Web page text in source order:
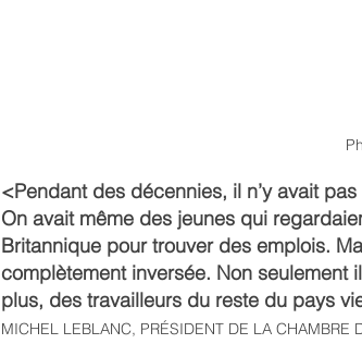
<Pendant des décennies, il n’y avait
On avait même des jeunes qui
Britannique pour trouver des emplois.
complètement inversée. Non seulement
plus, des travailleurs du reste du pays
MICHEL LEBLANC, PRÉSIDENT DE LA CHAMBRE